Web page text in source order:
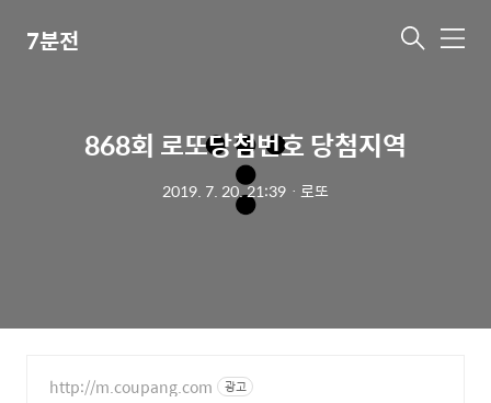
7분전 메
868회 로또당첨번호 당첨지역
2019. 7. 20. 21:39 ㆍ 로또
http://m.coupang.com 광고